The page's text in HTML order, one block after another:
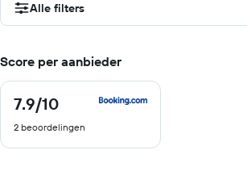
Alle filters
Score per aanbieder
7.9/10
7.9
10
2 beoordelingen